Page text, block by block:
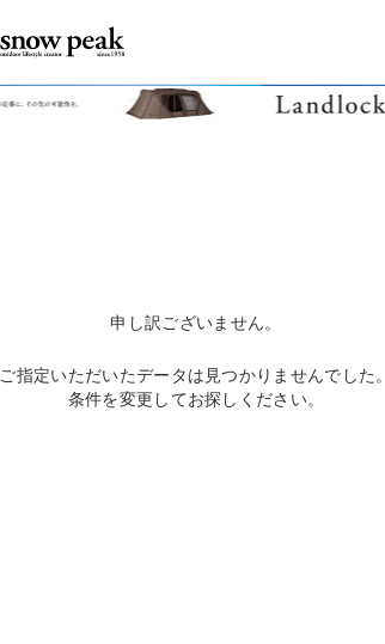
申し訳ございません。
ご指定いただいたデータは見つかりませんでした。
条件を変更してお探しください。